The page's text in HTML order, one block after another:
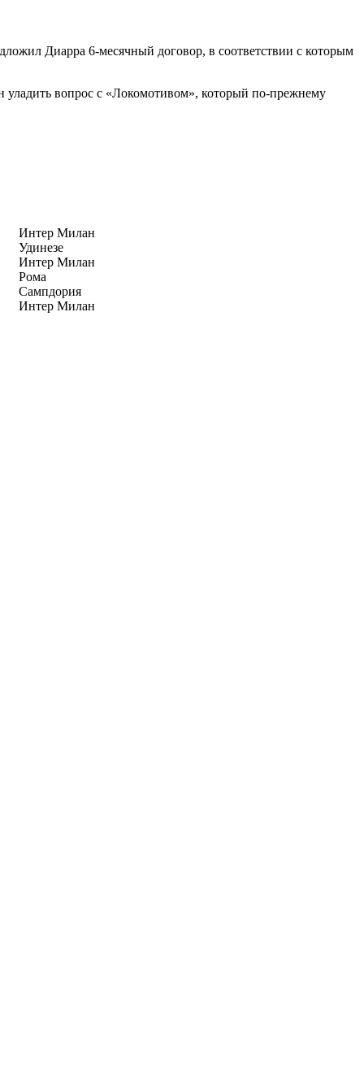
Диарра 6-месячный договор, в соответствии с которым
уладить вопрос с «Локомотивом», который по-прежнему
Интер Милан
Удинезе
Интер Милан
Рома
Сампдория
Интер Милан